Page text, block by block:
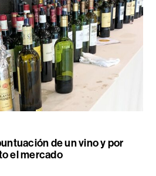
de un vino y por
el mercado